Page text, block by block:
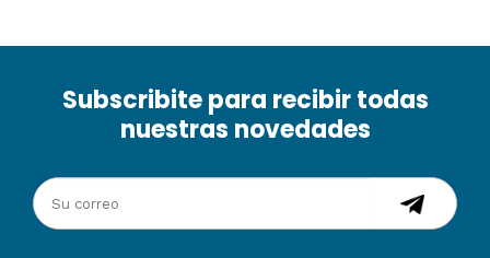
Subscribite para recibir todas
nuestras novedades